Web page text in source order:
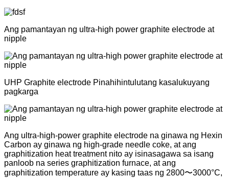
Ang pamantayan ng ultra-high power graphite electrode at
nipple
UHP Graphite electrode Pinahihintulutang kasalukuyang
pagkarga
Ang ultra-high-power graphite electrode na ginawa ng Hexin
Carbon ay ginawa ng high-grade needle coke, at ang
graphitization heat treatment nito ay isinasagawa sa isang
panloob na series graphitization furnace, at ang
graphitization temperature ay kasing taas ng 2800〜3000°C,